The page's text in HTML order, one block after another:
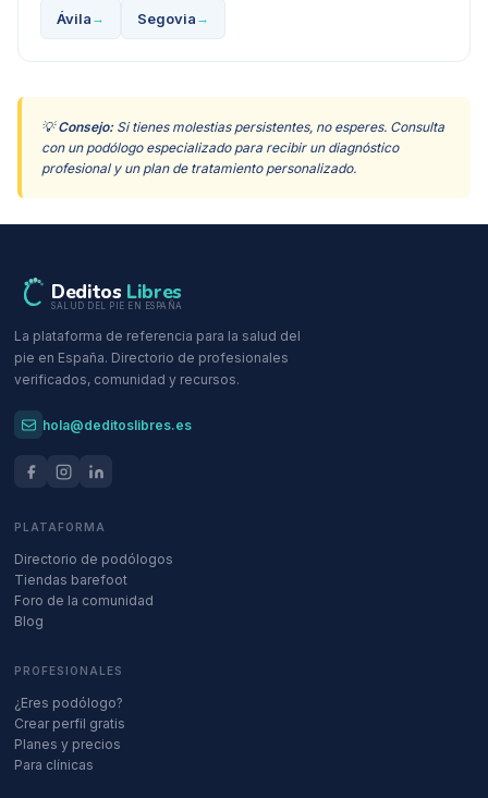
Ávila → Segovia →
💡Consejo:Si tienes molestias persistentes, no esperes. Consulta
con un podólogo especializado para recibir un diagnóstico
profesional y un plan de tratamiento personalizado.
Deditos Libres
SALUD DEL PIE EN ESPAÑA
La plataforma de referencia para la salud del
pie en España. Directorio de profesionales
verificados, comunidad y recursos.
hola@deditoslibres.es
PLATAFORMA
Directorio de podólogos
Tiendas barefoot
Foro de la comunidad
Blog
PROFESIONALES
¿Eres podólogo?
Crear perfil gratis
Planes y precios
Para clínicas